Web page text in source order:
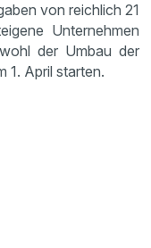
von reichlich 21
Unternehmen
der Umbau der
1. April starten.